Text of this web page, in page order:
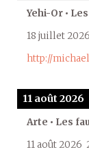
Yehi-Or •
18 juillet 2026
http://
11 août 2026
Arte • Les
11 août 2026